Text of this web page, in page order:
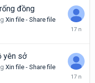
đồng
Xin file - Share file
Tháng
2008
yên sở
Xin file - Share file
Tháng